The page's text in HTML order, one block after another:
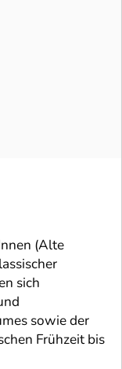
(Alte
sich
sowie der
Frühzeit bis